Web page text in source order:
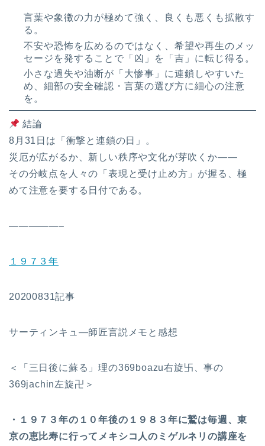
言葉や象徴の力が極めて強く、良くも悪くも拡散す
る。
不安や恐怖を広めるのではなく、希望や再生のメッ
セージを発することで「凶」を「吉」に転じ得る。
小さな過失や油断が「大惨事」に連鎖しやすいた
め、細部の安全確認・言葉の選び方に細心の注意
を。
結論
8月31日は「衝撃と連鎖の日」。
災厄が広がるか、新しい秩序や文化が芽吹くか――
その分岐点を人々の「表現と受け止め方」が握る、極
めて注意を要する日付である。
—————–
１９７３年
20200831記事
サーティンキュ―師匠言説メモと感想
＜「三日後に蘇る」理の369boazu右旋卐、事の
369jachin左旋卍＞
・１９７３年の１０年後の１９８３年に鷲は毎週、東
京の恵比寿に行ってメキシコ人のミゲルネリの講座を